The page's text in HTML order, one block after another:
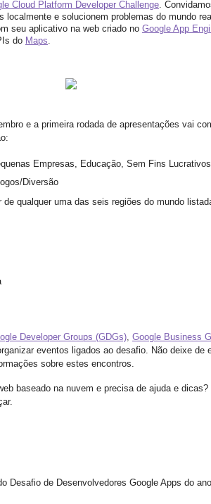
Cloud Platform Developer Challenge.
localmente e solucionem problemas do mundo
seu aplicativo na web criado no Google App
do Maps.
e a primeira rodada de apresentações vai
Empresas, Educação, Sem Fins Lucrativos
Diversão
qualquer uma das seis regiões do mundo
Developer Groups (GDGs) Google Business
eventos ligados ao desafio. Não deixe de
sobre estes encontros.
baseado na nuvem e precisa de ajuda e dicas?
Desafio de Desenvolvedores Google Apps do